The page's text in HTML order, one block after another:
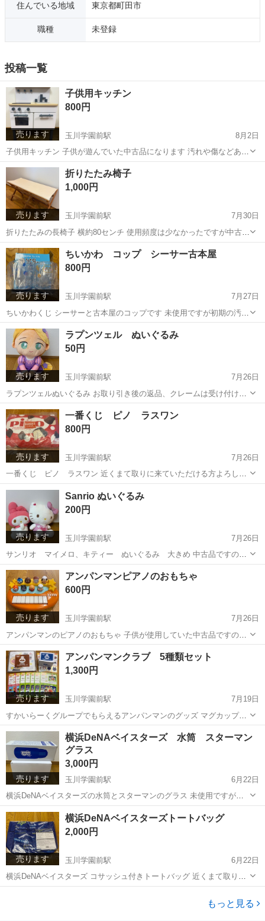
住んでいる地域 東京都町田市
職種 未登録
投稿一覧
売ります
子供用キッチン
800円
玉川学園前駅
8月2日
子供用キッチン 子供が遊んでいた中古品になります 汚れや傷などあり
ますので、 ご理解頂ける方のみよろしくお願い致します 裏側にシール
が貼ってあります、剥がすと汚くなってしまうと思うのでこのままの
お取り引きになります。
東京 町田市 玉川学園前駅
売ります
折りたたみ椅子
1,000円
玉川学園前駅
7月30日
折りたたみの長椅子 横約80センチ 使用頻度は少なかったですが中古品
ですので汚れあります。 室内で使用していた物です。 お取り引き後の
返品、クレームは受け付けません
東京 町田市 玉川学園前駅 椅子 折りたたみ
売ります
ちいかわ コップ シーサー古本屋
800円
玉川学園前駅
7月27日
ちいかわくじ シーサーと古本屋のコップです 未使用ですが初期の汚れ
や傷等ご理解いただける方のみよろしくお願いいたします。
東京 町田市 玉川学園前駅 食器
売ります
ラプンツェル ぬいぐるみ
50円
玉川学園前駅
7月26日
ラプンツェルぬいぐるみ お取り引き後の返品、クレームは受け付けま
せん
東京 町田市 玉川学園前駅
売ります
一番くじ ピノ ラスワン
800円
玉川学園前駅
7月26日
一番くじ ピノ ラスワン 近くまて取りに来ていただける方よろしく
お願いいたします。 お取り引き後の返品、クレームは受け付けません
東京 町田市 玉川学園前駅
売ります
Sanrio ぬいぐるみ
200円
玉川学園前駅
7月26日
サンリオ マイメロ、キティー ぬいぐるみ 大きめ 中古品ですので
ご理解いただける方のみよろしくお願いいたします。 お取り引き後の
返品、クレームは受け付けません
東京 町田市 玉川学園前駅 おもちゃ
売ります
アンパンマンピアノのおもちゃ
600円
玉川学園前駅
7月26日
アンパンマンのピアノのおもちゃ 子供が使用していた中古品ですので
汚れや傷あります ご理解頂ける方のみよろしくお願いいたします。 電
池は抜いてのお渡しになります
東京 町田市 玉川学園前駅 おもちゃ アンパンマン
売ります
アンパンマンクラブ 5種類セット
1,300円
玉川学園前駅
7月19日
すかいらーくグループでもらえるアンパンマンのグッズ マグカップ
クッキングボード ミニパズル2種 仲間探しカード 全て未使用です
が、初期の汚れなどご理解頂ける方のみよろしくお願いいたします。
東京 町田市 玉川学園前駅 その他 アンパンマン
売ります
横浜DeNAベイスターズ 水筒 スターマン
グラス
3,000円
玉川学園前駅
6月22日
横浜DeNAベイスターズの水筒とスターマンのグラス 未使用ですが初
期の汚れありました スターマンのグラスに黒い点がありました（写真
5参考） 他にも汚れや傷があるかもしれませんので、ご理解頂ける方
のみ宜しくお願い致します お...
東京 町田市 玉川学園前駅 食器 グラス
売ります
横浜DeNAベイスターズトートバッグ
2,000円
玉川学園前駅
6月22日
横浜DeNAベイスターズ コサッシュ付きトートバッグ 近くまて取りに
来ていただける方宜しくお願い致します
もっと見る